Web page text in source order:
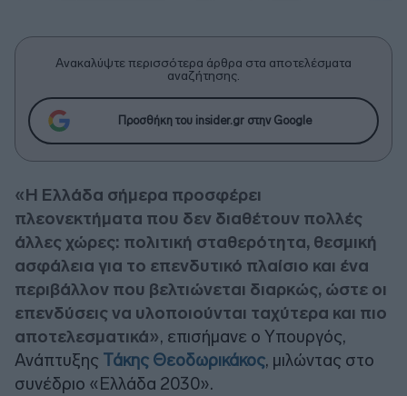
Ανακαλύψτε περισσότερα άρθρα στα αποτελέσματα
αναζήτησης.
Προσθήκη του insider.gr στην Google
«Η Ελλάδα σήμερα προσφέρει
πλεονεκτήματα που δεν διαθέτουν πολλές
άλλες χώρες: πολιτική σταθερότητα, θεσμική
ασφάλεια για το επενδυτικό πλαίσιο και ένα
περιβάλλον που βελτιώνεται διαρκώς, ώστε οι
επενδύσεις να υλοποιούνται ταχύτερα και πιο
αποτελεσματικά», επισήμανε ο Υπουργός,
Ανάπτυξης Τάκης Θεοδωρικάκος, μιλώντας στο
συνέδριο «Ελλάδα 2030».